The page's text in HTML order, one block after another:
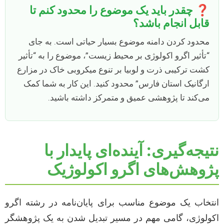
❓ چقدر باید یک موضوع را محدود کنم تا
قابل انجام باشد؟
محدود کردن دامنه موضوع بسیار حیاتی است. به جای
“تأثیر اگرو اکولوژی بر محیط زیست”، موضوع را به “تأثیر
کشت ترکیبی ذرت و لوبیا بر تنوع میکروبی خاک در مزارع
ارگانیک استان فارس” محدود کنید. این کار به شما کمک
می‌کند تا پژوهشی عمیق و متمرکز داشته باشید.
نتیجه‌گیری: آینده‌ای پایدار با
پژوهش‌های اگرو اکولوژیک
انتخاب یک موضوع مناسب برای پایان‌نامه در رشته اگرو
اکولوژی، گامی مهم در مسیر تبدیل شدن به یک پژوهشگر